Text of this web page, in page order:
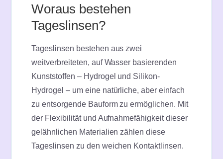
Woraus bestehen
Tageslinsen?
Tageslinsen bestehen aus zwei
weitverbreiteten, auf Wasser basierenden
Kunststoffen – Hydrogel und Silikon-
Hydrogel – um eine natürliche, aber einfach
zu entsorgende Bauform zu ermöglichen. Mit
der Flexibilität und Aufnahmefähigkeit dieser
gelähnlichen Materialien zählen diese
Tageslinsen zu den weichen Kontaktlinsen.